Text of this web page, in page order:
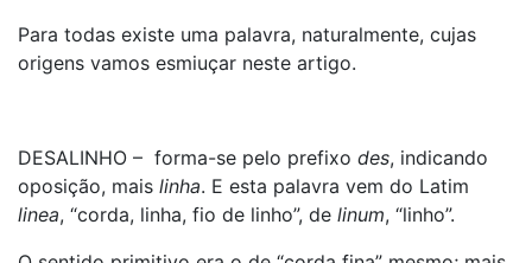
Para todas existe uma palavra, naturalmente, cujas
origens vamos esmiuçar neste artigo.
DESALINHO – forma-se pelo prefixo des, indicando
oposição, mais linha. E esta palavra vem do Latim
linea, “corda, linha, fio de linho”, de linum, “linho”.